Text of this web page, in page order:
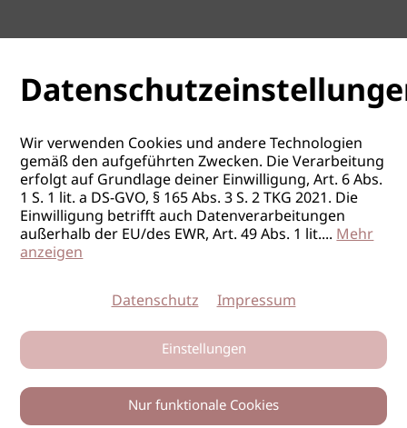
Wir verwenden Cookies und andere Technologien
gemäß den aufgeführten Zwecken. Die Verarbeitung
erfolgt auf Grundlage deiner Einwilligung, Art. 6 Abs.
1 S. 1 lit. a DS-GVO, § 165 Abs. 3 S. 2 TKG 2021. Die
Einwilligung betrifft auch Datenverarbeitungen
außerhalb der EU/des EWR, Art. 49 Abs. 1 lit....Mehr
anzeigen
Datenschutz Impressum
Einstellungen
Nur funktionale Cookies